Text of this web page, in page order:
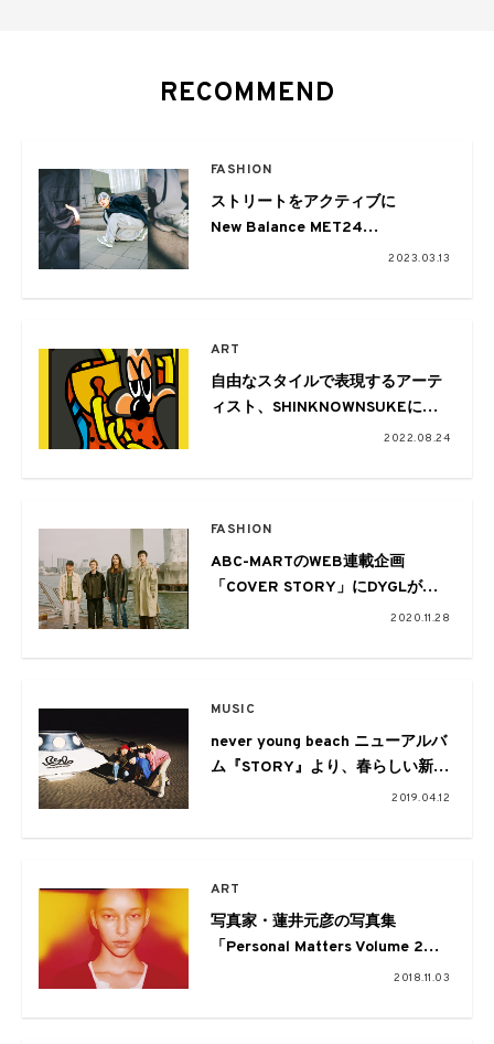
RECOMMEND
FASHION
ストリートをアクティブに
New Balance MET24
2023.03.13
ART
自由なスタイルで表現するアーテ
ィスト、SHINKNOWNSUKEによ
る個展「Opaque Matters」が
2022.08.24
FASHION
ABC-MARTのWEB連載企画
「COVER STORY」にDYGLが登
場。フォト・ショートムービーは
2020.11.28
MUSIC
never young beach ニューアルバ
ム『STORY』より、春らしい新た
なグルーヴ感じる表題曲が先行配
2019.04.12
ART
写真家・蓮井元彦の写真集
「Personal Matters Volume 2」
2018.11.03